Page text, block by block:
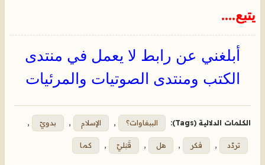
يتبع....
أبلغني عن رابط لا يعمل في منتدى
الكتب ومنتدى الصوتيات والمرئيات
الكلمات الدلالية (Tags): الببغاوات؟ , الإسلام , بدويّ ,
تردّد , فكر , هل , قَبَليّ , كما